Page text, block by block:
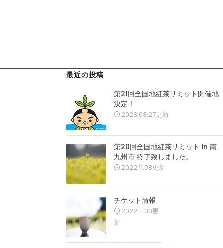
最近の投稿
第21回全国地紅茶サミット開催地
決定！
2023.03.27更新
第20回全国地紅茶サミット in 南
九州市 終了致しました。
2022.11.08更新
チケット情報
2022.11.03更
新